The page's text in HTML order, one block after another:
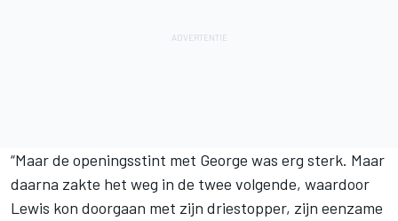
“Maar de openingsstint met George was erg sterk. Maar
daarna zakte het weg in de twee volgende, waardoor
Lewis kon doorgaan met zijn driestopper, zijn eenzame